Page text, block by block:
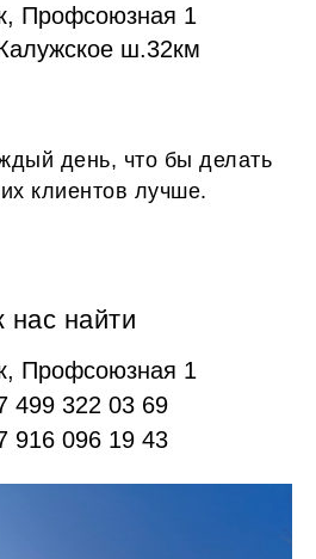
Профсоюзная 1
ш.32км
день, что бы делать
клиентов лучше.
нас найти
Профсоюзная 1
499 322 03 69
916 096 19 43